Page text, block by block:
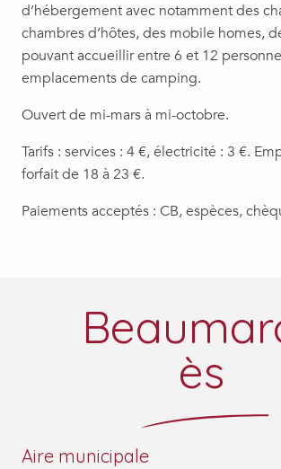
d’hébergement avec notamment des
chambres d’hôtes, des mobile homes,
pouvant accueillir entre 6 et 12
emplacements de camping.
Ouvert de mi-mars à mi-octobre.
Tarifs : services : 4 €, électricité : 3 €.
forfait de 18 à 23 €.
Paiements acceptés : CB, espèces,
ès
Aire municipale